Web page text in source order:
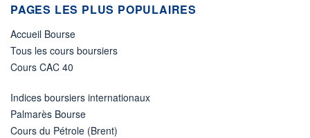
PAGES LES PLUS POPULAIRES
Accueil Bourse
Tous les cours boursiers
Cours CAC 40
Indices boursiers internationaux
Palmarès Bourse
Cours du Pétrole (Brent)